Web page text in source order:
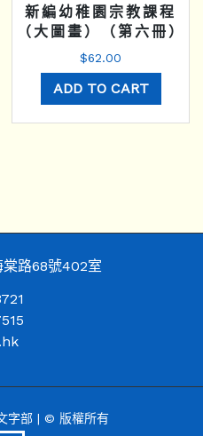
新編幼稚園宗教課程
（大圖畫）（第六冊）
$62.00
ADD TO CART
棠路68號402室
字部 | © 版權所有